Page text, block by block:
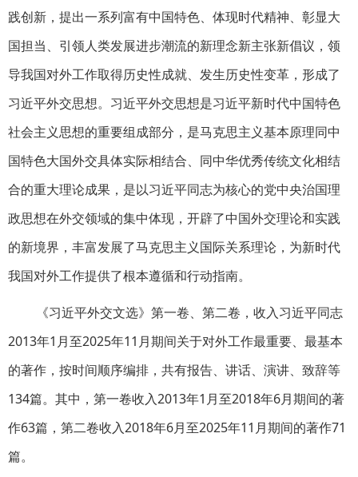
践创新，提出一系列富有中国特色、体现时代精神、彰显大
国担当、引领人类发展进步潮流的新理念新主张新倡议，领
导我国对外工作取得历史性成就、发生历史性变革，形成了
习近平外交思想。习近平外交思想是习近平新时代中国特色
社会主义思想的重要组成部分，是马克思主义基本原理同中
国特色大国外交具体实际相结合、同中华优秀传统文化相结
合的重大理论成果，是以习近平同志为核心的党中央治国理
政思想在外交领域的集中体现，开辟了中国外交理论和实践
的新境界，丰富发展了马克思主义国际关系理论，为新时代
我国对外工作提供了根本遵循和行动指南。
《习近平外交文选》第一卷、第二卷，收入习近平同志
2013年1月至2025年11月期间关于对外工作最重要、最基本
的著作，按时间顺序编排，共有报告、讲话、演讲、致辞等
134篇。其中，第一卷收入2013年1月至2018年6月期间的著
作63篇，第二卷收入2018年6月至2025年11月期间的著作71
篇。